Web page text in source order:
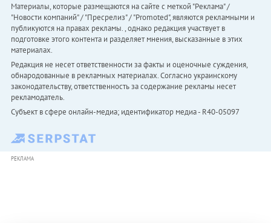
Материалы, которые размещаются на сайте с меткой "Реклама" /
"Новости компаний" / "Пресрелиз" / "Promoted", являются рекламными и
публикуются на правах рекламы. , однако редакция участвует в
подготовке этого контента и разделяет мнения, высказанные в этих
материалах.
Редакция не несет ответственности за факты и оценочные суждения,
обнародованные в рекламных материалах. Согласно украинскому
законодательству, ответственность за содержание рекламы несет
рекламодатель.
Субъект в сфере онлайн-медиа; идентификатор медиа - R40-05097
РЕКЛАМА